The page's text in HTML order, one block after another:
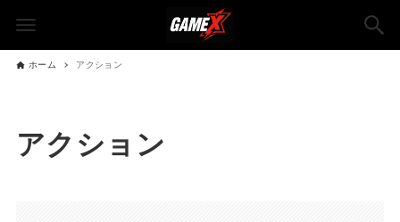
ホーム アクション
アクション